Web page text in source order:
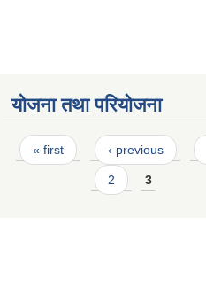
योजना तथा परियोजना
Pages
« first ‹ previous
2 3